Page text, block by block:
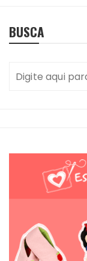
BUSCA